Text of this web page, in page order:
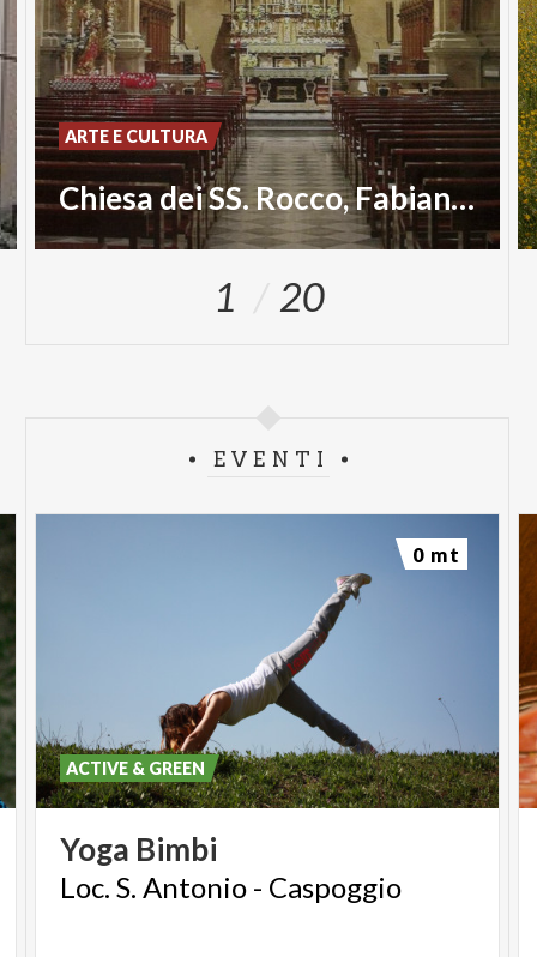
Chiesa dei SS. Rocco, Fabiano e Sebastiano
ARTE E CULTURA
1 20
EVENTI
Yoga Bimbi
Loc. S. Antonio - Caspoggio
ACTIVE & GREEN
0 mt